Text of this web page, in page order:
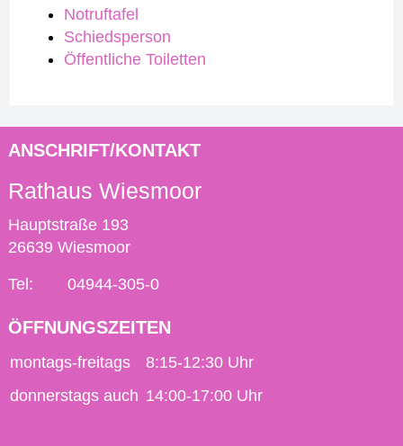
Notruftafel
Schiedsperson
Öffentliche Toiletten
ANSCHRIFT/KONTAKT
Rathaus Wiesmoor
Hauptstraße 193
26639 Wiesmoor
Tel: 04944-305-0
ÖFFNUNGSZEITEN
montags-freitags
8:15-12:30 Uhr
donnerstags auch 14:00-17:00 Uhr